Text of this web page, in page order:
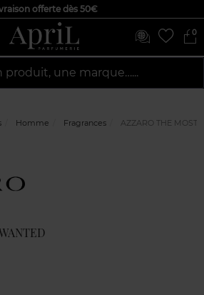
offerte dès 50€
0
produit, une marque…...
Homme Fragrances AZZARO THE MOST